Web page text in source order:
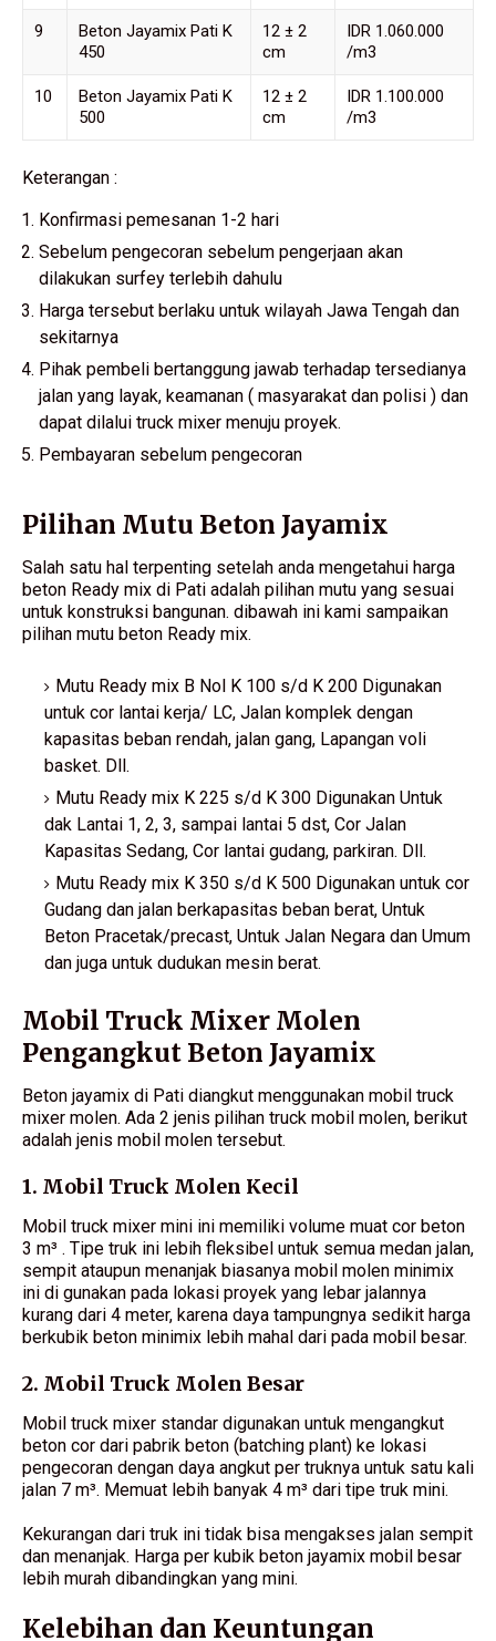
9
Beton Jayamix Pati K
450
12 ± 2
cm
IDR 1.060.000
/m3
10
Beton Jayamix Pati K
500
12 ± 2
cm
IDR 1.100.000
/m3
Keterangan :
Konfirmasi pemesanan 1-2 hari
Sebelum pengecoran sebelum pengerjaan akan
dilakukan surfey terlebih dahulu
Harga tersebut berlaku untuk wilayah Jawa Tengah dan
sekitarnya
Pihak pembeli bertanggung jawab terhadap tersedianya
jalan yang layak, keamanan ( masyarakat dan polisi ) dan
dapat dilalui truck mixer menuju proyek.
Pembayaran sebelum pengecoran
Pilihan Mutu Beton Jayamix
Salah satu hal terpenting setelah anda mengetahui harga
beton Ready mix di Pati adalah pilihan mutu yang sesuai
untuk konstruksi bangunan. dibawah ini kami sampaikan
pilihan mutu beton Ready mix.
Mutu Ready mix B Nol K 100 s/d K 200 Digunakan
untuk cor lantai kerja/ LC, Jalan komplek dengan
kapasitas beban rendah, jalan gang, Lapangan voli
basket. Dll.
Mutu Ready mix K 225 s/d K 300 Digunakan Untuk
dak Lantai 1, 2, 3, sampai lantai 5 dst, Cor Jalan
Kapasitas Sedang, Cor lantai gudang, parkiran. Dll.
Mutu Ready mix K 350 s/d K 500 Digunakan untuk cor
Gudang dan jalan berkapasitas beban berat, Untuk
Beton Pracetak/precast, Untuk Jalan Negara dan Umum
dan juga untuk dudukan mesin berat.
Mobil Truck Mixer Molen
Pengangkut Beton Jayamix
Beton jayamix di Pati diangkut menggunakan mobil truck
mixer molen. Ada 2 jenis pilihan truck mobil molen, berikut
adalah jenis mobil molen tersebut.
1. Mobil Truck Molen Kecil
Mobil truck mixer mini ini memiliki volume muat cor beton
3 m³ . Tipe truk ini lebih fleksibel untuk semua medan jalan,
sempit ataupun menanjak biasanya mobil molen minimix
ini di gunakan pada lokasi proyek yang lebar jalannya
kurang dari 4 meter, karena daya tampungnya sedikit harga
berkubik beton minimix lebih mahal dari pada mobil besar.
2. Mobil Truck Molen Besar
Mobil truck mixer standar digunakan untuk mengangkut
beton cor dari pabrik beton (batching plant) ke lokasi
pengecoran dengan daya angkut per truknya untuk satu kali
jalan 7 m³. Memuat lebih banyak 4 m³ dari tipe truk mini.
Kekurangan dari truk ini tidak bisa mengakses jalan sempit
dan menanjak. Harga per kubik beton jayamix mobil besar
lebih murah dibandingkan yang mini.
Kelebihan dan Keuntungan